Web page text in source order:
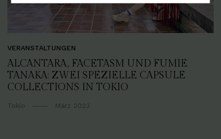
VERANSTALTUNGEN
ALCANTARA, FACETASM UND FUMIE
TANAKA: ZWEI SPEZIELLE CAPSULE
COLLECTIONS IN TOKIO
Tokio März 2023